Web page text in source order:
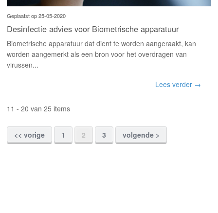
Geplaatst op 25-05-2020
Desinfectie advies voor Biometrische apparatuur
Biometrische apparatuur dat dient te worden aangeraakt, kan
worden aangemerkt als een bron voor het overdragen van
virussen...
Lees verder →
11 - 20 van 25 items
<< vorige 1 2 3 volgende >